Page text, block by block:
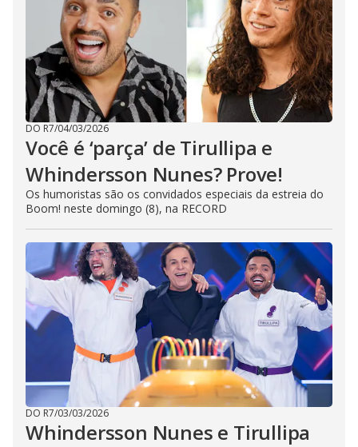
DO R7/04/03/2026
Você é ‘parça’ de Tirullipa e
Whindersson Nunes? Prove!
Os humoristas são os convidados especiais da estreia do
Boom! neste domingo (8), na RECORD
DO R7/03/03/2026
Whindersson Nunes e Tirullipa